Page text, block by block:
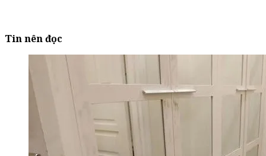
Tin nên đọc